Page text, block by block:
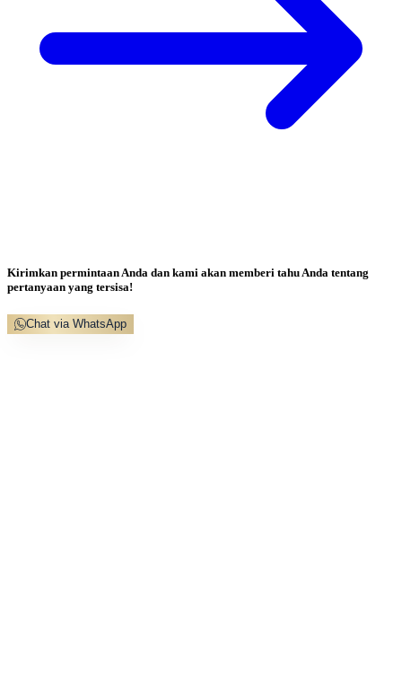
Kirimkan permintaan Anda dan kami akan memberi tahu Anda tentang
pertanyaan yang tersisa!
Chat via WhatsApp